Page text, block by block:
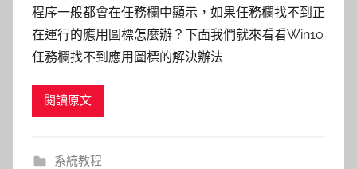
程序一般都會在任務欄中顯示，如果任務欄找不到正
在運行的應用圖標怎麼辦？下面我們就來看看Win10
任務欄找不到應用圖標的解決辦法
閱讀原文
系統教程